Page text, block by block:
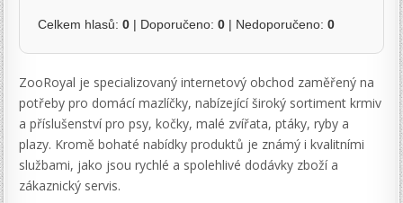
Celkem hlasů:0 | Doporučeno:0 | Nedoporučeno:0
ZooRoyal je specializovaný internetový obchod zaměřený na
potřeby pro domácí mazlíčky, nabízející široký sortiment krmiv
a příslušenství pro psy, kočky, malé zvířata, ptáky, ryby a
plazy. Kromě bohaté nabídky produktů je známý i kvalitními
službami, jako jsou rychlé a spolehlivé dodávky zboží a
zákaznický servis.